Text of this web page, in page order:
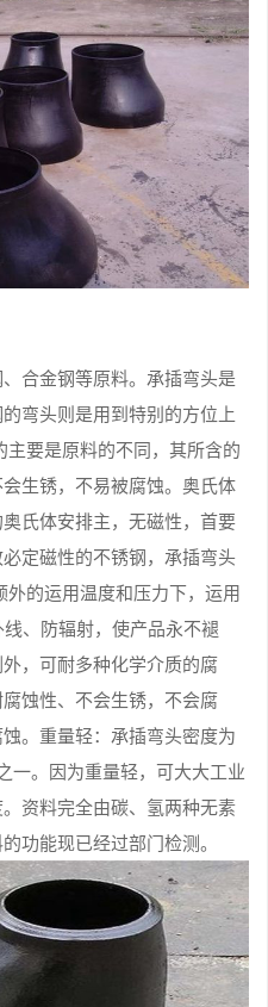
合金钢等原料。承插弯头是
弯头则是用到特别的方位上
要是原料的不同，其所含的
生锈，不易被腐蚀。奥氏体
氏体安排主，无磁性，首要
定磁性的不锈钢，承插弯头
的运用温度和压力下，运用
、防辐射，使产品永不褪
，可耐多种化学介质的腐
蚀性、不会生锈，不会腐
。重量轻：承插弯头密度为
一。因为重量轻，可大大工业
资料完全由碳、氢两种无素
功能现已经过部门检测。